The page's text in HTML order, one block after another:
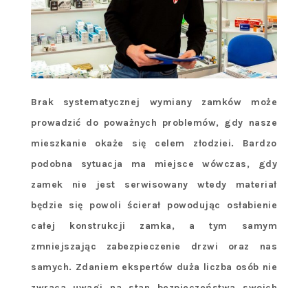
Brak systematycznej wymiany zamków może
prowadzić do poważnych problemów, gdy nasze
mieszkanie okaże się celem złodziei. Bardzo
podobna sytuacja ma miejsce wówczas, gdy
zamek nie jest serwisowany wtedy materiał
będzie się powoli ścierał powodując osłabienie
całej konstrukcji zamka, a tym samym
zmniejszając zabezpieczenie drzwi oraz nas
samych. Zdaniem ekspertów duża liczba osób nie